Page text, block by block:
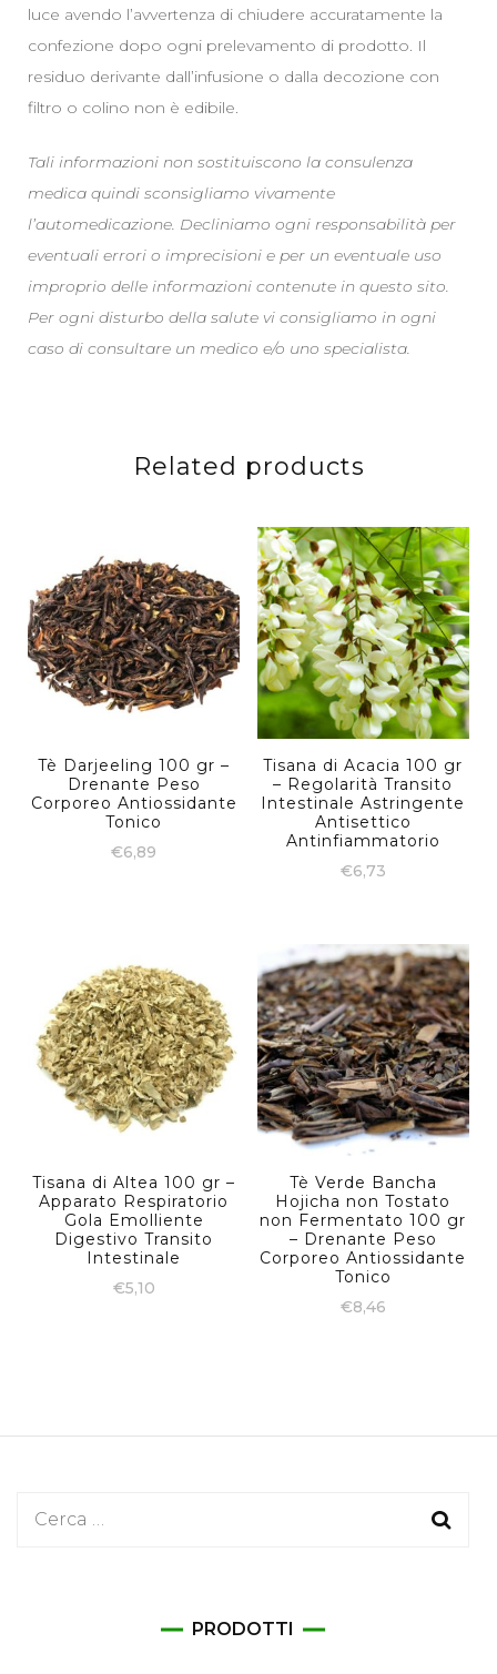
luce avendo l’avvertenza di chiudere accuratamente la
confezione dopo ogni prelevamento di prodotto. Il
residuo derivante dall’infusione o dalla decozione con
filtro o colino non è edibile.
Tali informazioni non sostituiscono la consulenza
medica quindi sconsigliamo vivamente
l’automedicazione. Decliniamo ogni responsabilità per
eventuali errori o imprecisioni e per un eventuale uso
improprio delle informazioni contenute in questo sito.
Per ogni disturbo della salute vi consigliamo in ogni
caso di consultare un medico e/o uno specialista.
Related products
Tè Darjeeling 100 gr –
Drenante Peso
Corporeo Antiossidante
Tonico
€6,89
Tisana di Acacia 100 gr
– Regolarità Transito
Intestinale Astringente
Antisettico
Antinfiammatorio
€6,73
Tisana di Altea 100 gr –
Apparato Respiratorio
Gola Emolliente
Digestivo Transito
Intestinale
€5,10
Tè Verde Bancha
Hojicha non Tostato
non Fermentato 100 gr
– Drenante Peso
Corporeo Antiossidante
Tonico
€8,46
Ricerca
PRODOTTI